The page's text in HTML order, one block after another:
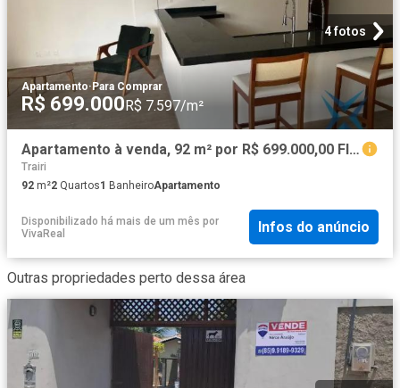
4 fotos
Apartamento· Para Comprar
R$ 699.000R$ 7.597/m²
Apartamento à venda, 92 m² por R$ 699.000,00 Flecheiras Trairi/CE
Trairi
92 m²2 Quartos1 BanheiroApartamento
Disponibilizado há mais de um mês por
VivaReal
Infos do anúncio
Outras propriedades perto dessa área